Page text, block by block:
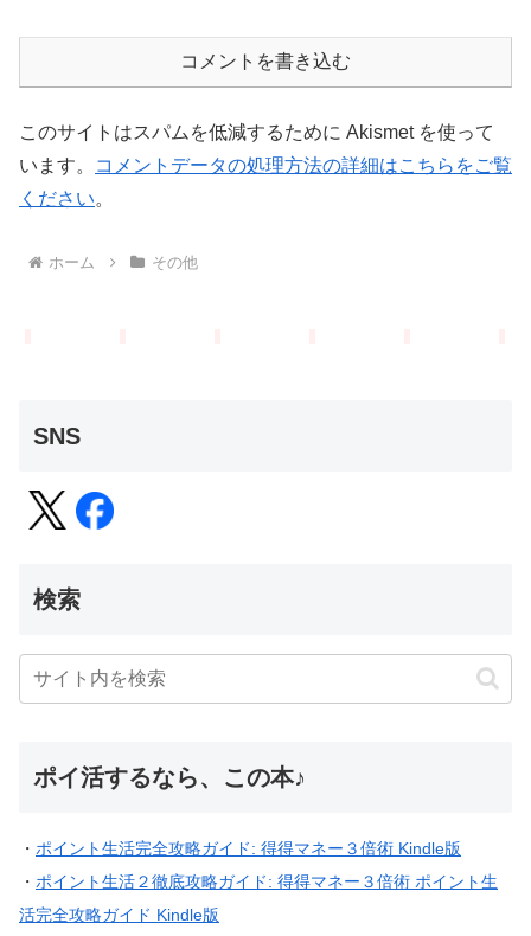
コメントを書き込む
このサイトはスパムを低減するために Akismet を使って
います。
コメントデータの処理方法の詳細はこちらをご覧
ください。
ホーム その他
SNS
検索
ポイ活するなら、この本♪
・ ポイント生活完全攻略ガイド: 得得マネー３倍術 Kindle版
・ ポイント生活２徹底攻略ガイド: 得得マネー３倍術 ポイント生
活完全攻略ガイド Kindle版